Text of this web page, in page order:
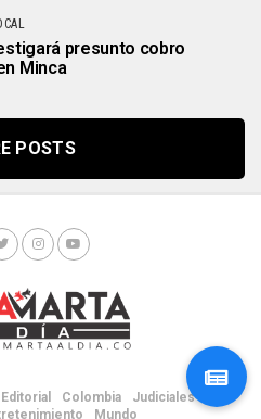
presunto cobro
Minca
POSTS
Editorial Colombia
Judiciales
Mundo